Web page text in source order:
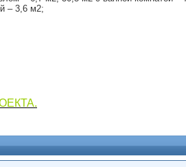
– 3,6 м2;